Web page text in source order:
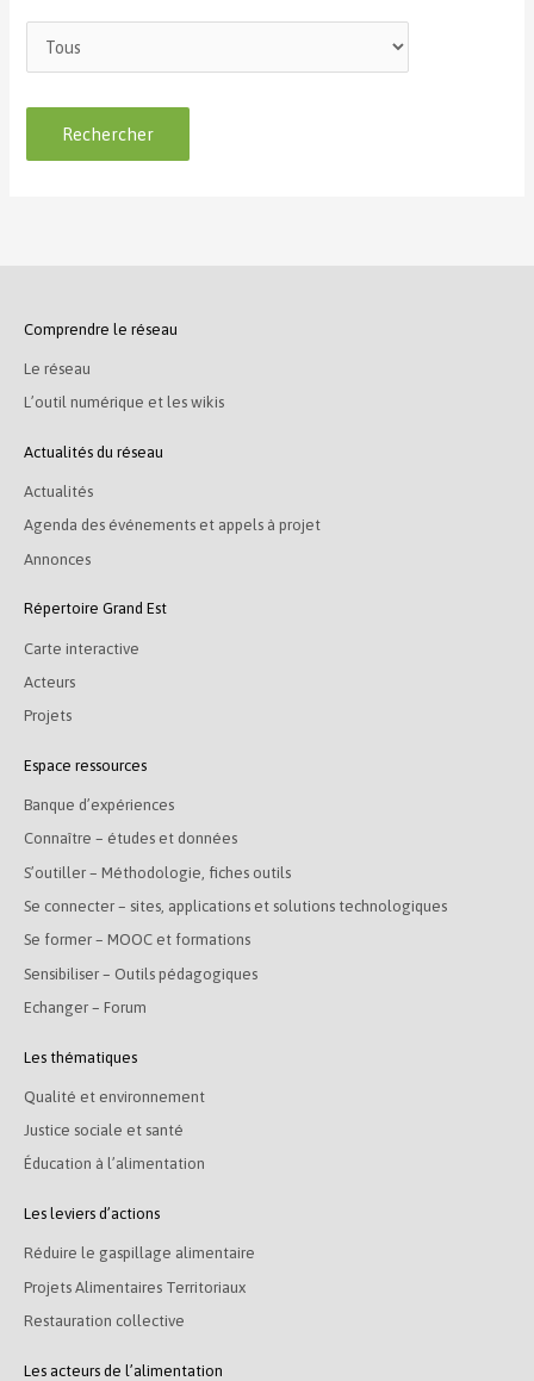
Comprendre le réseau
Le réseau
L’outil numérique et les wikis
Actualités du réseau
Actualités
Agenda des événements et appels à projet
Annonces
Répertoire Grand Est
Carte interactive
Acteurs
Projets
Espace ressources
Banque d’expériences
Connaître – études et données
S’outiller – Méthodologie, fiches outils
Se connecter – sites, applications et solutions technologiques
Se former – MOOC et formations
Sensibiliser – Outils pédagogiques
Echanger – Forum
Les thématiques
Qualité et environnement
Justice sociale et santé
Éducation à l’alimentation
Les leviers d’actions
Réduire le gaspillage alimentaire
Projets Alimentaires Territoriaux
Restauration collective
Les acteurs de l’alimentation